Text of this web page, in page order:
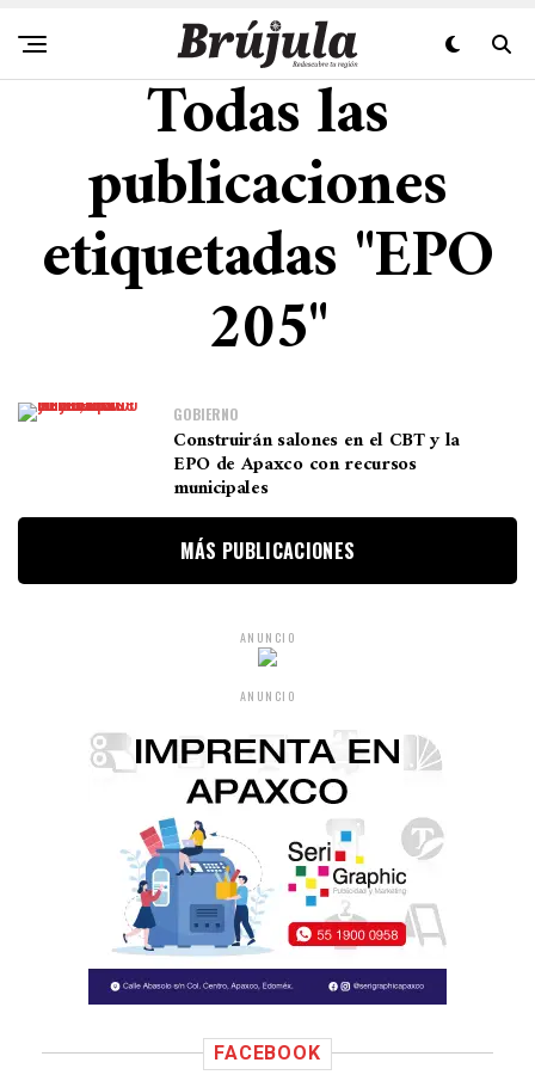
Todas las
publicaciones
etiquetadas "EPO
205"
GOBIERNO
Construirán salones en el CBT y la
EPO de Apaxco con recursos
municipales
MÁS PUBLICACIONES
ANUNCIO
ANUNCIO
FACEBOOK